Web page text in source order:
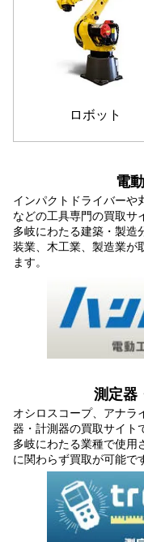
ロボット
電
インパクトドライバーや
などの工具専門の買取サ
多岐にわたる建築・製造
装業、木工業、製造業が
ます。
測定器
オシロスコープ、アナラ
器・計測器の買取サイト
多岐にわたる業種で使用
に関わらず買取が可能で